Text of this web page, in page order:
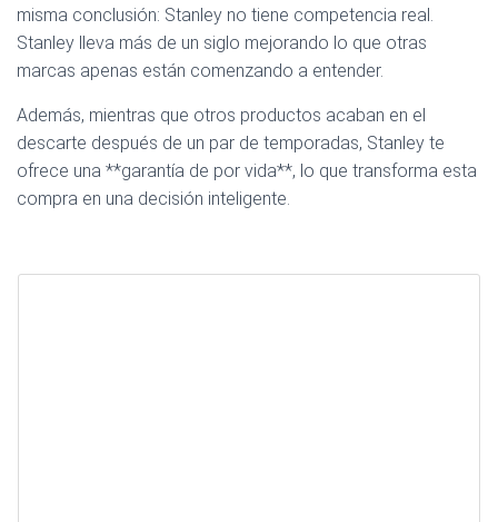
misma conclusión: Stanley no tiene competencia real.
Stanley lleva más de un siglo mejorando lo que otras
marcas apenas están comenzando a entender.
Además, mientras que otros productos acaban en el
descarte después de un par de temporadas, Stanley te
ofrece una **garantía de por vida**, lo que transforma esta
compra en una decisión inteligente.